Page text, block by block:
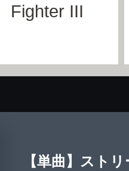
Fighter III
【単曲】スト